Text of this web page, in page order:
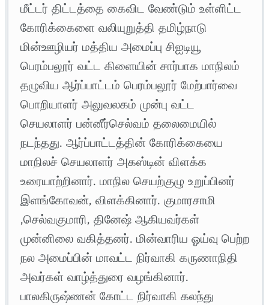
மீட்டர் திட்டத்தை கைவிட வேண்டும் உள்ளிட்ட
கோரிக்கைளை வலியுறுத்தி தமிழ்நாடு
மின்ஊழியர் மத்திய அமைப்பு சிஐடியூ
பெரம்பலூர் வட்ட கிளையின் சார்பாக மாநிலம்
தழுவிய ஆர்ப்பாட்டம் பெரம்பலூர் மேற்பார்வை
பொறியாளர் அலுவலகம் முன்பு வட்ட
செயலாளர் பன்னீர்செல்வம் தலைமையில்
நடந்தது. ஆர்ப்பாட்டத்தின் கோரிக்கையை
மாநிலச் செயலாளர் அகஸ்டின் விளக்க
உரையாற்றினார். மாநில செயற்குழு உறுப்பினர்
இளங்கோவன், விளக்கினார். குமாரசாமி
,செல்வகுமாரி, தினேஷ் ஆகியவர்கள்
முன்னிலை வகித்தனர். மின்வாரிய ஓய்வு பெற்ற
நல அமைப்பின் மாவட்ட நிர்வாகி கருணாநிதி
அவர்கள் வாழ்த்துரை வழங்கினார்.
பாலகிருஷ்ணன் கோட்ட நிர்வாகி கலந்து